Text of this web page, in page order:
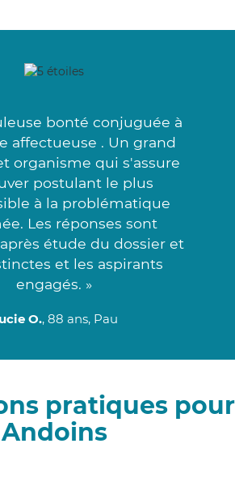
bonté conjuguée à
affectueuse . Un grand
organisme qui s'assure
postulant le plus
à la problématique
Les réponses sont
étude du dossier et
et les aspirants
engagés. »
O., 88 ans, Pau
pratiques pour
Andoins